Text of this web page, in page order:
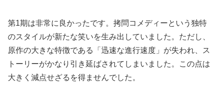
第1期は非常に良かったです。拷問コメディーという独特
のスタイルが新たな笑いを生み出していました。ただし、
原作の大きな特徴である「迅速な進行速度」が失われ、ス
トーリーがかなり引き延ばされてしまいました。この点は
大きく減点せざるを得ませんでした。